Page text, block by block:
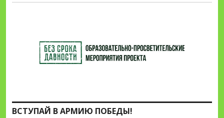
ВСТУПАЙ В АРМИЮ ПОБЕДЫ!